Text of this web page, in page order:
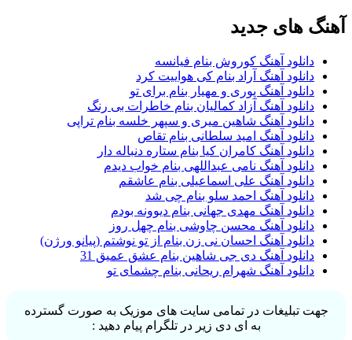
آهنگ های جدید
دانلود آهنگ کوروش بنام فیانسه
دانلود آهنگ آراد بنام کی هواییت کرد
دانلود آهنگ پوری و مهیار بنام برای تو
دانلود آهنگ آزاد کمالیان بنام خاطرات بی رنگ
دانلود آهنگ شاهین میری و سپهر خلسه بنام تراپی
دانلود آهنگ امید سلطانی بنام تقاص
دانلود آهنگ کامران کیا بنام ستاره دنباله دار
دانلود آهنگ نامی عبداللهی بنام خواب دیدم
دانلود آهنگ علی اسماعیلی بنام عاشقم
دانلود آهنگ احمد سلو بنام چی شد
دانلود آهنگ مهدی جهانی بنام دیوونه بودم
دانلود آهنگ محسن چاوشی بنام چهل روز
دانلود آهنگ احسان نی زن بنام از تو نوشتم (پیانو ورژن)
دانلود آهنگ دی جی شاهین بنام عشق عمیق 31
دانلود آهنگ شهرام ریحانی بنام چشمای تو
جهت تبلیغات در تمامی سایت های موزیک به صورت گسترده
به ای دی زیر در تلگرام پیام دهید :